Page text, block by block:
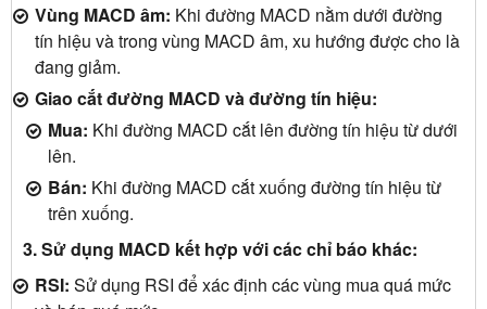
Vùng MACD âm: Khi đường MACD nằm dưới đường
tín hiệu và trong vùng MACD âm, xu hướng được cho là
đang giảm.
Giao cắt đường MACD và đường tín hiệu:
Mua: Khi đường MACD cắt lên đường tín hiệu từ dưới
lên.
Bán: Khi đường MACD cắt xuống đường tín hiệu từ
trên xuống.
3. Sử dụng MACD kết hợp với các chỉ báo khác:
RSI: Sử dụng RSI để xác định các vùng mua quá mức